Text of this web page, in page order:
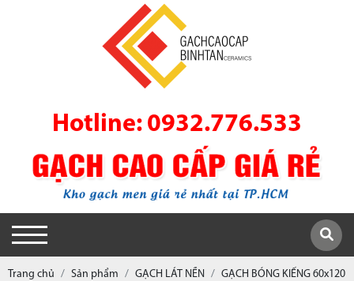
Hotline: 0932.776.533
Trang chủ Sản phẩm GẠCH LÁT NỀN
GẠCH BÓNG KIẾNG 60x120